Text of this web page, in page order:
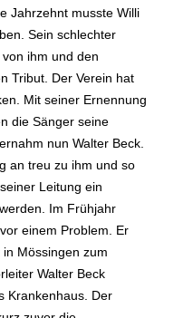
Jahrzehnt musste Willi
Sein schlechter
ihm und den
Tribut. Der Verein hat
Mit seiner Ernennung
die Sänger seine
nun Walter Beck.
an treu zu ihm und so
Leitung ein
Im Frühjahr
einem Problem. Er
Mössingen zum
Walter Beck
Krankenhaus. Der